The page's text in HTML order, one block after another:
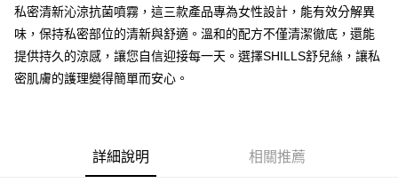
私密清新沁涼抗菌噴霧，這三款產品專為女性設計，能有效分解異
味，保持私密部位的清新與舒適。溫和的配方不僅清潔徹底，還能
提供持久的涼感，讓您自信迎接每一天。選擇SHILLS舒兒絲，讓私
密肌膚的護理變得簡單而安心。
詳細說明 相關推薦